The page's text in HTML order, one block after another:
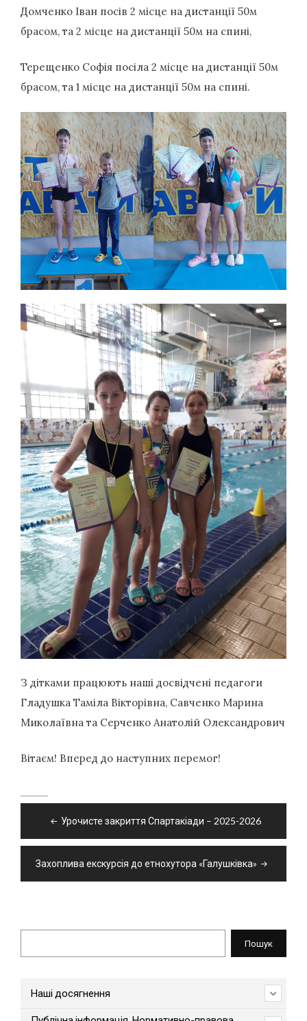
Домченко Іван посів 2 місце на дистанції 50м
брасом, та 2 місце на дистанції 50м на спині,
Терещенко Софія посіла 2 місце на дистанції 50м
брасом, та 1 місце на дистанції 50м на спині.
З дітками працюють наші досвідчені педагоги
Гладушка Таміла Вікторівна, Савченко Марина
Миколаївна та Серченко Анатолій Олександрович
Вітаєм! Вперед до наступних перемог!
записівУрочисте закриття Спартакіади – 2025-2026
Захоплива екскурсія до етнохутора «Галушківка»
Пошук
Наші досягнення